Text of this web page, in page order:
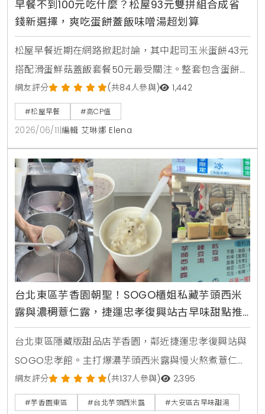
早餐不到100元吃什麼？松屋93元雙拼組合成省
錢新選擇，爽吃蛋餅蓋飯味噌湯超划算
松屋早餐近期在網路掀起討論，其中起司玉米蛋餅43元
搭配滑蛋鮮菇蓋飯套餐50元最受關注。整套包含蛋餅、
蓋飯與味噌湯，總價93元，不到100元就能吃到雙主
餐，也讓不少網友認為是近期高CP值早餐代表之一。
網友評分 (共84人參與) 1,442
#松屋早餐 #高CP值
2026/06/11 編輯 艾琳娜 Elena
台北東區芋香園朝聖！SOGO櫃姐私藏芋頭西米
露與濃稠薏仁露，捷運忠孝復興站古早味甜點推
薦
台北東區隱藏版甜品店芋香園，鄰近捷運忠孝復興站與
SOGO忠孝館。主打爆濃芋頭西米露與慢火熬煮薏仁
露，搭配綿密蜜芋頭，是SOGO櫃姐與在地人激推的古
早味下午茶。
網友評分 (共137人參與) 2,395
#芋香園東區 #台北芋頭西米露 #大安區古早味甜湯